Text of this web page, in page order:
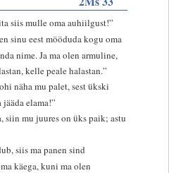
siis mulle oma auhiilgust!”
sinu eest mööduda kogu oma
nime. Ja ma olen armuline,
kelle peale halastan.”
näha mu palet, sest ükski
elama!”
siin mu juures on üks paik; astu
siis ma panen sind
käega, kuni ma olen